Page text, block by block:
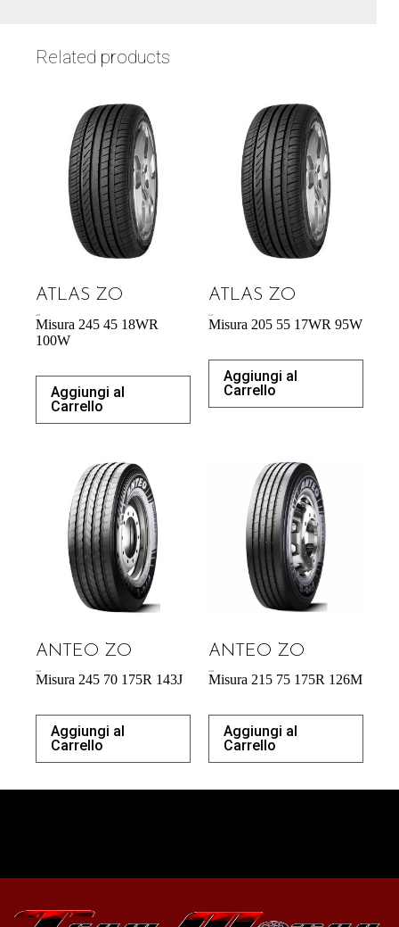
Related products
ATLAS ZO
Misura 245 45 18WR
100W
Aggiungi al
Carrello
ATLAS ZO
Misura 205 55 17WR 95W
Aggiungi al
Carrello
ANTEO ZO
Misura 245 70 175R 143J
Aggiungi al
Carrello
ANTEO ZO
Misura 215 75 175R 126M
Aggiungi al
Carrello